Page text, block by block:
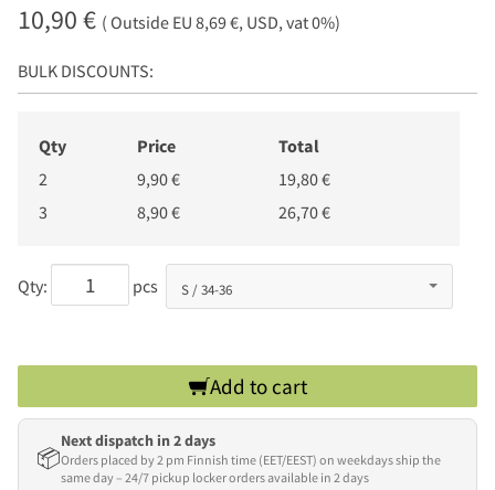
10,90 € ( Outside EU 8,69 €, USD, vat 0%)
BULK DISCOUNTS:
Qty Price
Total
2
9,90 €
19,80 €
3
8,90 € 26,70 €
Qty: pcs
Add to cart
📦
Next dispatch in 2 days
Orders placed by 2 pm Finnish time (EET/EEST) on weekdays ship the
same day – 24/7 pickup locker orders available in 2 days